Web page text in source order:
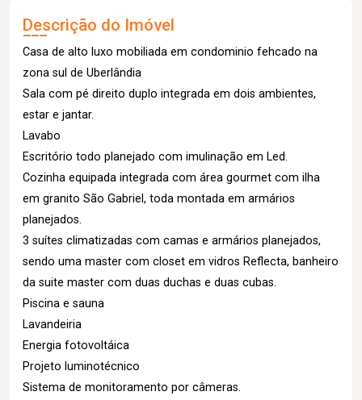
Descrição do Imóvel
Casa de alto luxo mobiliada em condominio fehcado na
zona sul de Uberlândia
Sala com pé direito duplo integrada em dois ambientes,
estar e jantar.
Lavabo
Escritório todo planejado com imulinação em Led.
Cozinha equipada integrada com área gourmet com ilha
em granito São Gabriel, toda montada em armários
planejados.
3 suítes climatizadas com camas e armários planejados,
sendo uma master com closet em vidros Reflecta, banheiro
da suite master com duas duchas e duas cubas.
Piscina e sauna
Lavandeiria
Energia fotovoltáica
Projeto luminotécnico
Sistema de monitoramento por câmeras.